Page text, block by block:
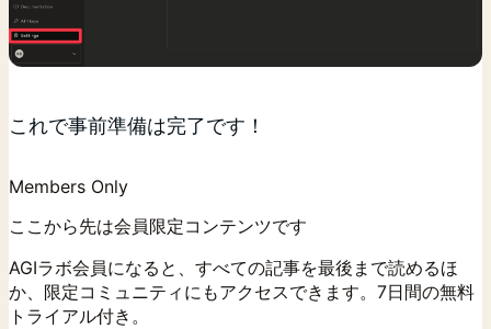
これで事前準備は完了です！
Members Only
ここから先は会員限定コンテンツです
AGIラボ会員になると、すべての記事を最後まで読めるほ
か、限定コミュニティにもアクセスできます。7日間の無料
トライアル付き。